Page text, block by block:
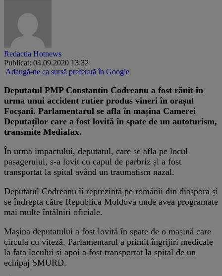
Redactia Hotnews
Publicat: 04.09.2020 13:32
Adaugă-ne ca sursă preferată în Google
Deputatul PMP Constantin Codreanu a fost rănit în
urma unui accident rutier produs vineri în orașul
Focșani. Parlamentarul se afla în mașina Camerei
Deputaților care a fost lovită în spate de un autoturism,
transmite Mediafax.
În urma impactului, deputatul, care se afla pe locul
pasagerului, s-a lovit cu capul de parbriz și a fost
transportat la spital având un traumatism nazal.
Deputatul Codreanu îi reprezintă pe românii din diaspora și
se îndrepta către Republica Moldova unde avea programate
mai multe întâlniri oficiale.
Mașina deputatului a fost lovită în spate de o mașină care
circula cu viteză. Parlamentarul a primit îngrijiri medicale
la fața locului și apoi a fost transportat la spital de un
echipaj SMURD.